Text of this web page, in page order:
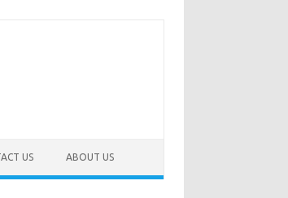
US ABOUT US